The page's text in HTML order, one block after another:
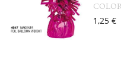
1,25 €